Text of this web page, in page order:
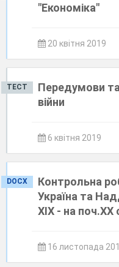
"Економіка"
20 квітня 2019
ТЕСТ
Передумови та
війни
6 квітня 2019
DOCX
Контрольна
Україна та
XIX - на поч.ХХ
16 листопада